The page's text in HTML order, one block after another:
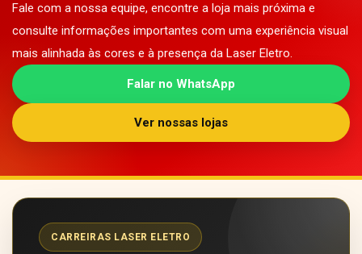
Fale com a nossa equipe, encontre a loja mais próxima e
consulte informações importantes com uma experiência visual
mais alinhada às cores e à presença da Laser Eletro.
Falar no WhatsApp
Ver nossas lojas
CARREIRAS LASER ELETRO